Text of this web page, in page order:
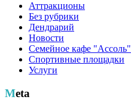
Аттракционы
Без рубрики
Дендрарий
Новости
Семейное кафе "Ассоль"
Спортивные площадки
Услуги
Meta